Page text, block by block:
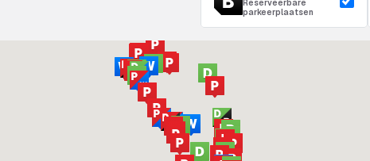
Reserveerbare
parkeerplaatsen